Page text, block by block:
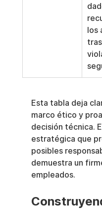
los
Esta tabla deja
marco ético y
decisión técnica.
estratégica que
posibles
demuestra un
empleados.